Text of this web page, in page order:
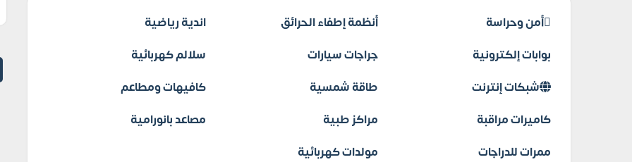
أمن وحراسة أنظمة إطفاء الحرائق
اندية رياضية
بوابات إلكترونية
جراجات سيارات
سلالم كهربائية
شبكات إنترنت
طاقة شمسية
كافيهات ومطاعم
كاميرات مراقبة
مراكز طبية
مصاعد بانورامية
ممرات للدراجات
مولدات كهربائية